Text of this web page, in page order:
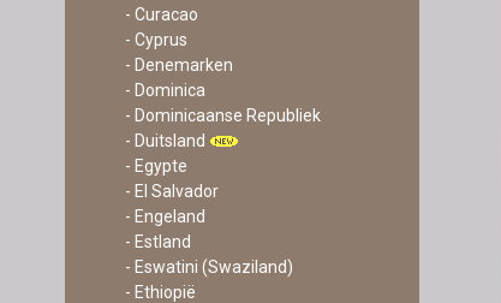
- Curacao
- Cyprus
- Denemarken
- Dominica
- Dominicaanse Republiek
- Duitsland
- Egypte
- El Salvador
- Engeland
- Estland
- Eswatini (Swaziland)
- Ethiopië